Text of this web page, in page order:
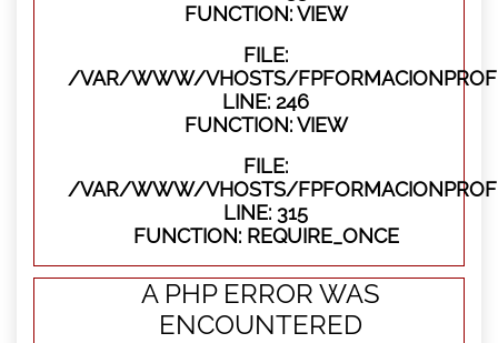
FUNCTION: VIEW
FILE:
/VAR/WWW/VHOSTS/
LINE: 246
FUNCTION: VIEW
FILE:
/VAR/WWW/VHOSTS/
LINE: 315
FUNCTION: REQUIRE_ONCE
A PHP ERROR WAS
ENCOUNTERED